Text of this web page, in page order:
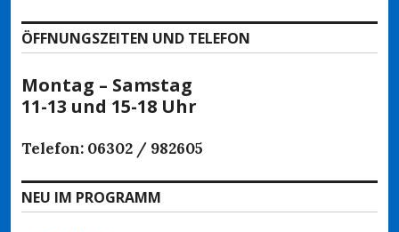
ÖFFNUNGSZEITEN UND TELEFON
Montag – Samstag
11-13 und 15-18 Uhr
Telefon: 06302 / 982605
NEU IM PROGRAMM